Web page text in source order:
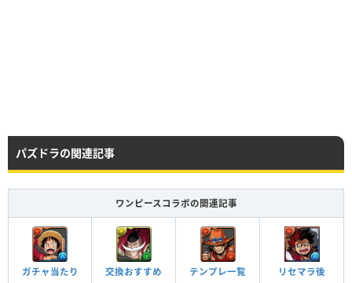
Lv99
Lv99 5831 4829 451
パズドラの関連記事
ワンピースコラボの関連記事
ガチャ当たり 交換おすすめ テンプレ一覧 リセマラ後